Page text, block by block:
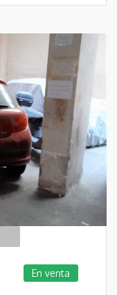
En venta